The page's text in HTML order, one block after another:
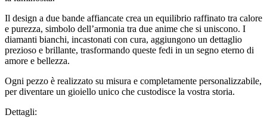
Il design a due bande affiancate crea un equilibrio raffinato tra calore
e purezza, simbolo dell’armonia tra due anime che si uniscono. I
diamanti bianchi, incastonati con cura, aggiungono un dettaglio
prezioso e brillante, trasformando queste fedi in un segno eterno di
amore e bellezza.
Ogni pezzo è realizzato su misura e completamente personalizzabile,
per diventare un gioiello unico che custodisce la vostra storia.
Dettagli: